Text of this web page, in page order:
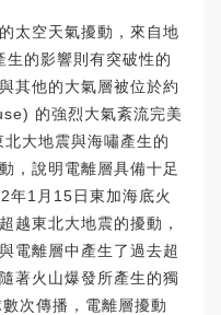
太空天氣擾動，來自地
的影響則有突破性的
其他的大氣層被位於約
的強烈大氣紊流完美
大地震與海嘯產生的
，說明電離層具備十足
年1月15日東加海底火
越東北大地震的擾動，
電離層中產生了過去超
著火山爆發所產生的獨
次傳播，電離層擾動